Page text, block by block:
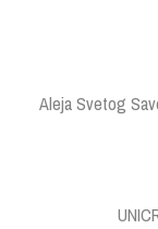
Aleja Svetog